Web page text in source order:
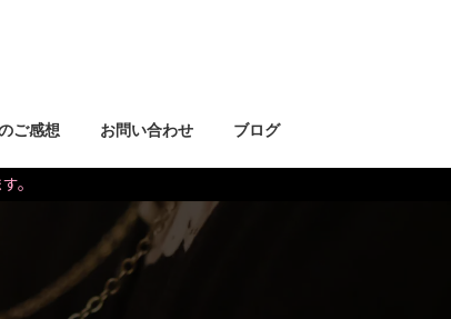
ご感想 お問い合わせ ブログ
。